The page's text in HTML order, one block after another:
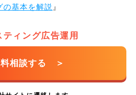
基本を解説 』
ティング広告運用